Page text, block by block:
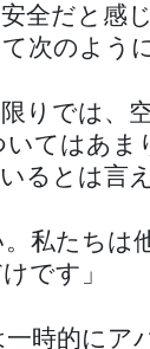
全だと感
次のよう
りでは、
てはあま
るとは言
私たちは
です」
時的にア